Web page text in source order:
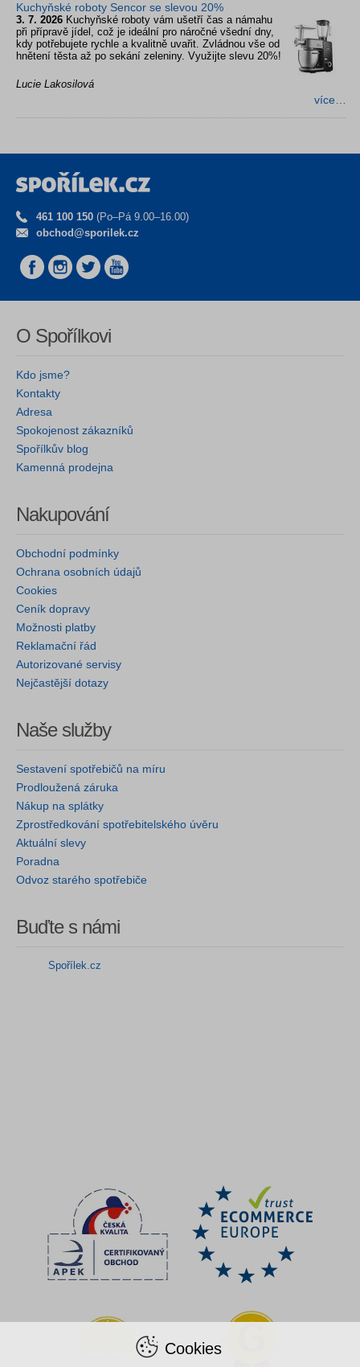
Kuchyňské roboty Sencor se slevou 20%
3. 7. 2026 Kuchyňské roboty vám ušetří čas a námahu
při přípravě jídel, což je ideální pro náročné všední dny,
kdy potřebujete rychle a kvalitně uvařit. Zvládnou vše od
hnětení těsta až po sekání zeleniny. Využijte slevu 20%!
Lucie Lakosilová
více…
461 100 150 (Po–Pá 9.00–16.00)
obchod@sporilek.cz
O Spořílkovi
Kdo jsme?
Kontakty
Adresa
Spokojenost zákazníků
Spořílkův blog
Kamenná prodejna
Nakupování
Obchodní podmínky
Ochrana osobních údajů
Cookies
Ceník dopravy
Možnosti platby
Reklamační řád
Autorizované servisy
Nejčastější dotazy
Naše služby
Sestavení spotřebičů na míru
Prodloužená záruka
Nákup na splátky
Zprostředkování spotřebitelského úvěru
Aktuální slevy
Poradna
Odvoz starého spotřebiče
Buďte s námi
Spořílek.cz
Cookies